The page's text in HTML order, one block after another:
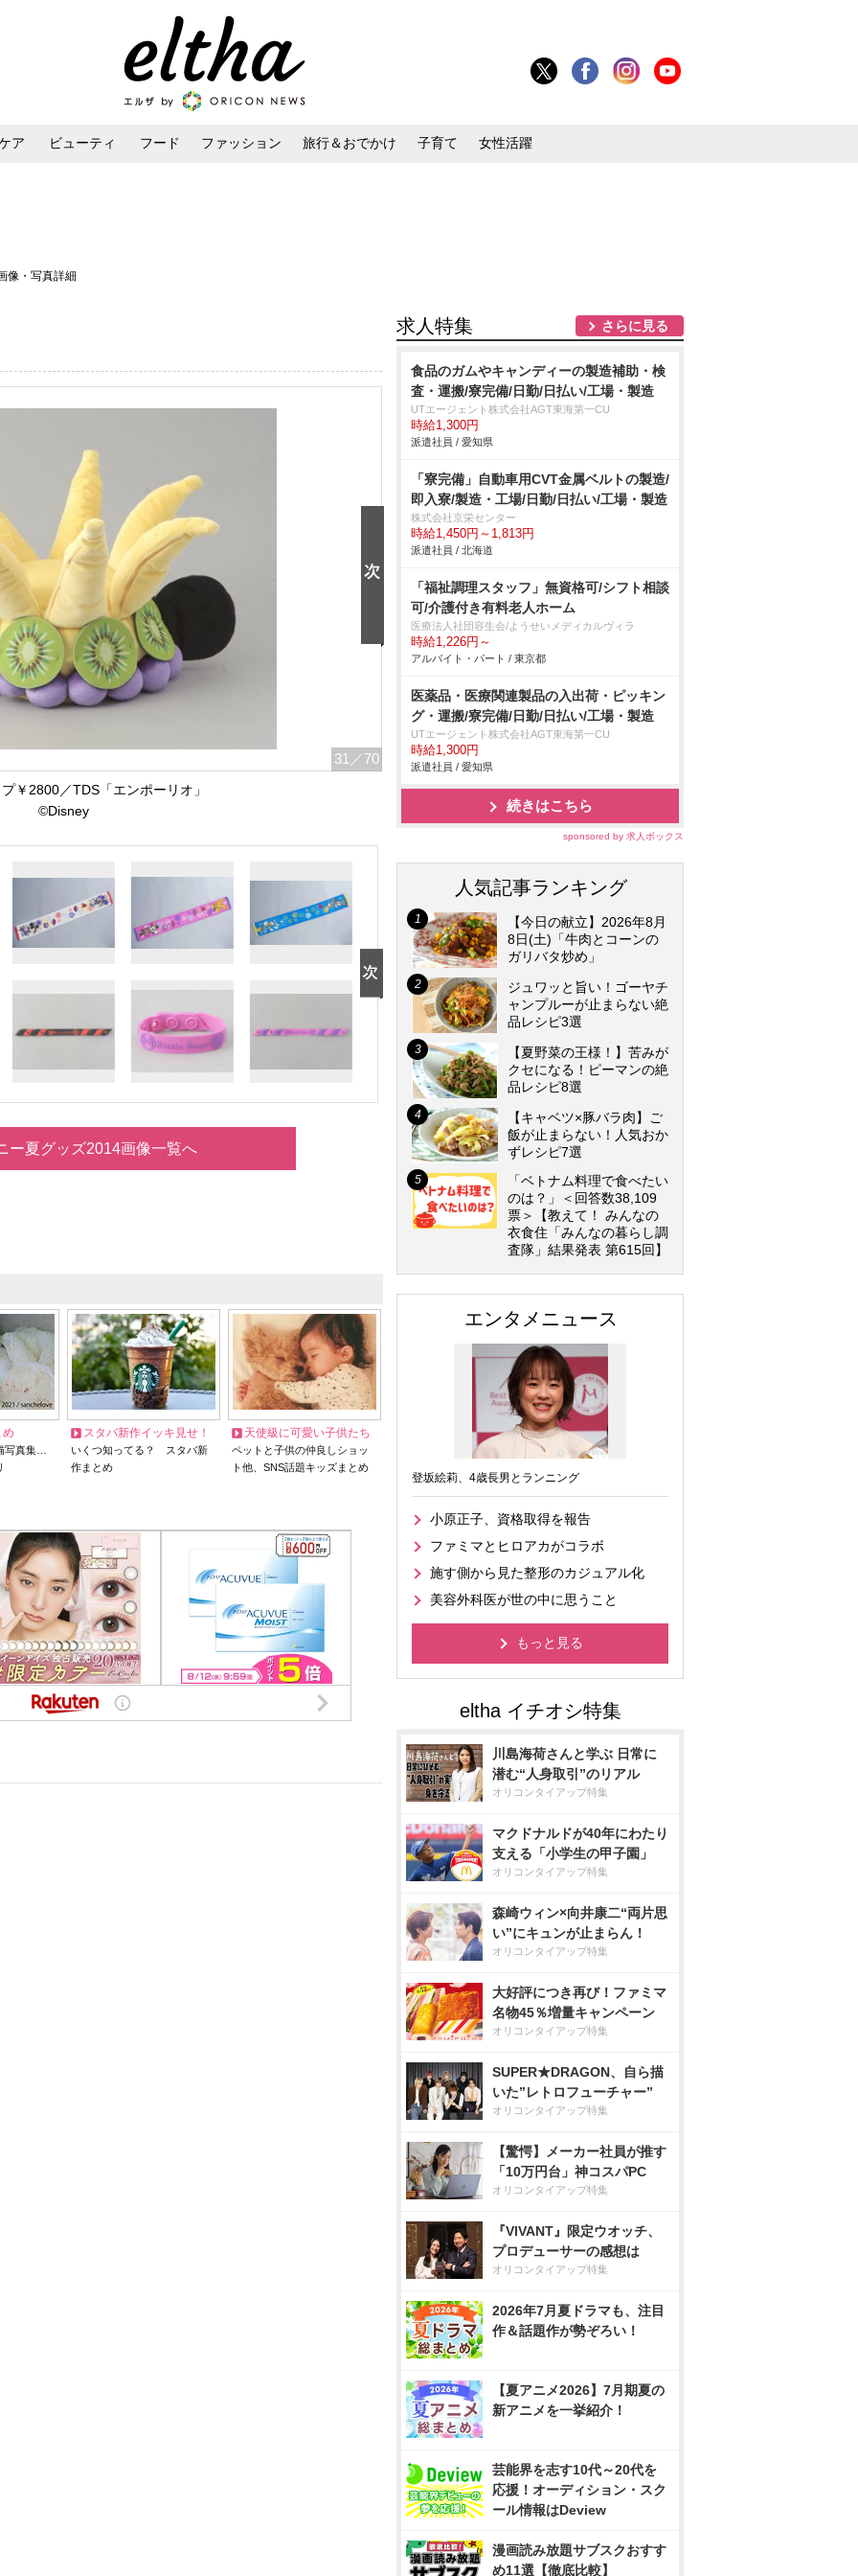
ア ビューティ フード ファッション 旅行＆おでかけ 子育て 女性活躍
像・写真詳細
31 ／70
￥2800／TDS「エンポーリオ」
©Disney
ー夏グッズ2014画像一覧へ
め
写真集…
スタバ新作イッキ見せ！
いくつ知ってる？ スタバ新
作まとめ
天使級に可愛い子供たち
ペットと子供の仲良しショッ
ト他、SNS話題キッズまとめ
求人特集 さらに見る
食品のガムやキャンディーの製造補助・検
査・運搬/寮完備/日勤/日払い/工場・製造
UTエージェント株式会社AGT東海第一CU
時給1,300円
派遣社員 / 愛知県
「寮完備」自動車用CVT金属ベルトの製造/
即入寮/製造・工場/日勤/日払い/工場・製造
株式会社京栄センター
時給1,450円～1,813円
派遣社員 / 北海道
「福祉調理スタッフ」無資格可/シフト相談
可/介護付き有料老人ホーム
医療法人社団容生会/ようせいメディカルヴィラ
時給1,226円～
アルバイト・パート / 東京都
医薬品・医療関連製品の入出荷・ピッキン
グ・運搬/寮完備/日勤/日払い/工場・製造
UTエージェント株式会社AGT東海第一CU
時給1,300円
派遣社員 / 愛知県
続きはこちら
sponsored by 求人ボックス
人気記事ランキング
【今日の献立】2026年8月
8日(土)「牛肉とコーンの
ガリバタ炒め」
ジュワッと旨い！ゴーヤチ
ャンプルーが止まらない絶
品レシピ3選
【夏野菜の王様！】苦みが
クセになる！ピーマンの絶
品レシピ8選
【キャベツ×豚バラ肉】ご
飯が止まらない！人気おか
ずレシピ7選
「ベトナム料理で食べたい
のは？」＜回答数38,109
票＞【教えて！ みんなの
衣食住「みんなの暮らし調
査隊」結果発表 第615回】
エンタメニュース
登坂絵莉、4歳長男とランニング
小原正子、資格取得を報告
ファミマとヒロアカがコラボ
施す側から見た整形のカジュアル化
美容外科医が世の中に思うこと
もっと見る
川島海荷さんと学ぶ 日常に
潜む“人身取引”のリアル
オリコンタイアップ特集
マクドナルドが40年にわたり
支える「小学生の甲子園」
オリコンタイアップ特集
森崎ウィン×向井康二“両片思
い”にキュンが止まらん！
オリコンタイアップ特集
大好評につき再び！ファミマ
名物45％増量キャンペーン
オリコンタイアップ特集
SUPER★DRAGON、自ら描
いた”レトロフューチャー”
オリコンタイアップ特集
【驚愕】メーカー社員が推す
「10万円台」神コスパPC
オリコンタイアップ特集
『VIVANT』限定ウオッチ、
プロデューサーの感想は
オリコンタイアップ特集
2026年7月夏ドラマも、注目
作＆話題作が勢ぞろい！
【夏アニメ2026】7月期夏の
新アニメを一挙紹介！
芸能界を志す10代～20代を
応援！オーディション・スク
ール情報はDeview
漫画読み放題サブスクおすす
め11選【徹底比較】